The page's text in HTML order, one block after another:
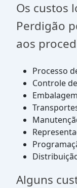
Os custos
Perdigão
aos
Processo
Controle
Embalagem
Alguns